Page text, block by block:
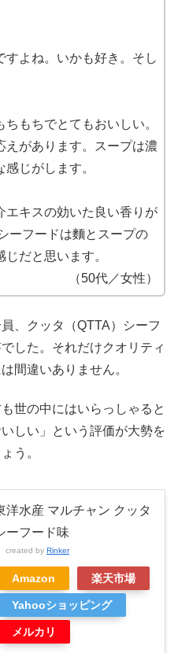
すよね。いかも好き。そし
もちでとてもおいしい。
えがあります。スープは濃
じがします。
エキスの効いた良い香りが
ーフードは麵とスープの
だと思います。
（50代／女性）
、クッタ（QTTA）シーフ
した。それだけクオリティ
間違いありません。
世の中にはいらっしゃると
しい」という評価が大勢を
う。
洋水産 マルチャン クッタ
ーフード味
created by Rinker
Amazon 楽天市場
Yahooショッピング
メルカリ